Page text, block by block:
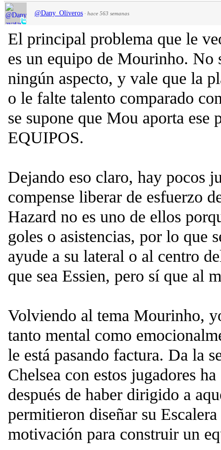
@Dany_Oliveros · hace 563 semanas
El principal problema que le
es un equipo de Mourinho. No
ningún aspecto, y vale que la
o le falte talento comparado
se supone que Mou aporta ese
EQUIPOS.
Dejando eso claro, hay pocos
compense liberar de esfuerzo
Hazard no es uno de ellos
goles o asistencias, por lo que
ayude a su lateral o al centro
que sea Essien, pero sí que al
Volviendo al tema Mourinho,
tanto mental como
le está pasando factura. Da la
Chelsea con estos jugadores
después de haber dirigido a
permitieron diseñar su
motivación para construir un